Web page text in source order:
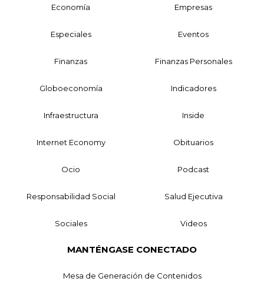
Economía Empresas
Especiales Eventos
Finanzas Finanzas Personales
Globoeconomía Indicadores
Infraestructura Inside
Internet Economy Obituarios
Ocio Podcast
Responsabilidad Social Salud Ejecutiva
Sociales Videos
MANTÉNGASE CONECTADO
Mesa de Generación de Contenidos